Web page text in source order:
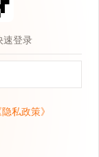
速登录
隐私政策》